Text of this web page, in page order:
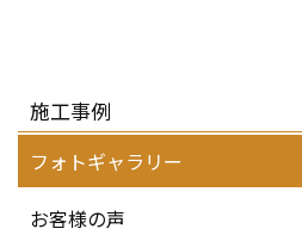
施工事例
フォトギャラリー
お客様の声